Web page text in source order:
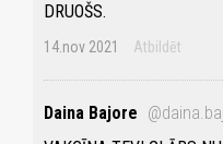
DRUOŠS.
14.nov 2021 Atbildēt
Daina Bajore